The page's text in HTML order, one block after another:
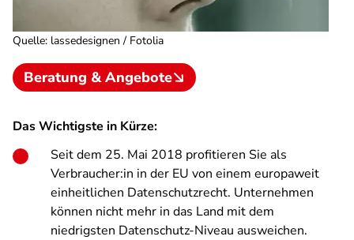
Quelle: lassedesignen / Fotolia
Beratung & Angebote
Das Wichtigste in Kürze:
Seit dem 25. Mai 2018 profitieren Sie als
Verbraucher:in in der EU von einem europaweit
einheitlichen Datenschutzrecht. Unternehmen
können nicht mehr in das Land mit dem
niedrigsten Datenschutz-Niveau ausweichen.